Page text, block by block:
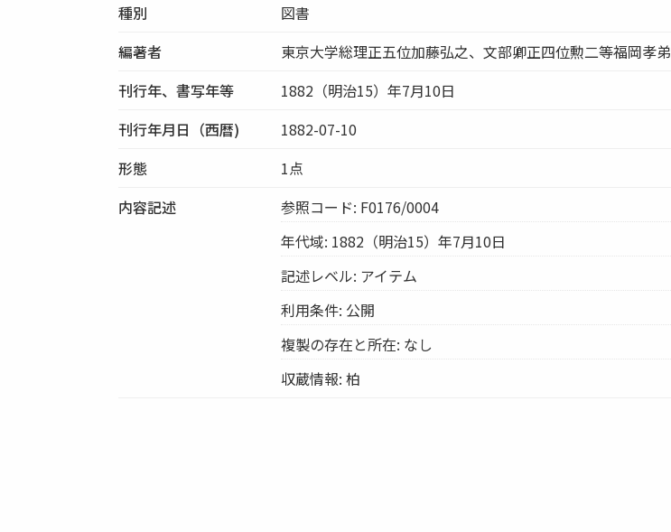
種別
図書
編著者
東京大学総理正五位加藤弘之、文部卿正四位勲二等福岡孝弟
刊行年、書写年等
1882（明治15）年7月10日
刊行年月日（西暦)
1882-07-10
形態
1点
内容記述
参照コード: F0176/0004
年代域: 1882（明治15）年7月10日
記述レベル: アイテム
利用条件: 公開
複製の存在と所在: なし
収蔵情報: 柏